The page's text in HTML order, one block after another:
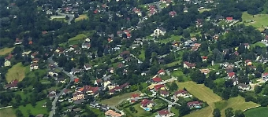
Présentation et missions
Situation
Interlocuteurs
Actualités